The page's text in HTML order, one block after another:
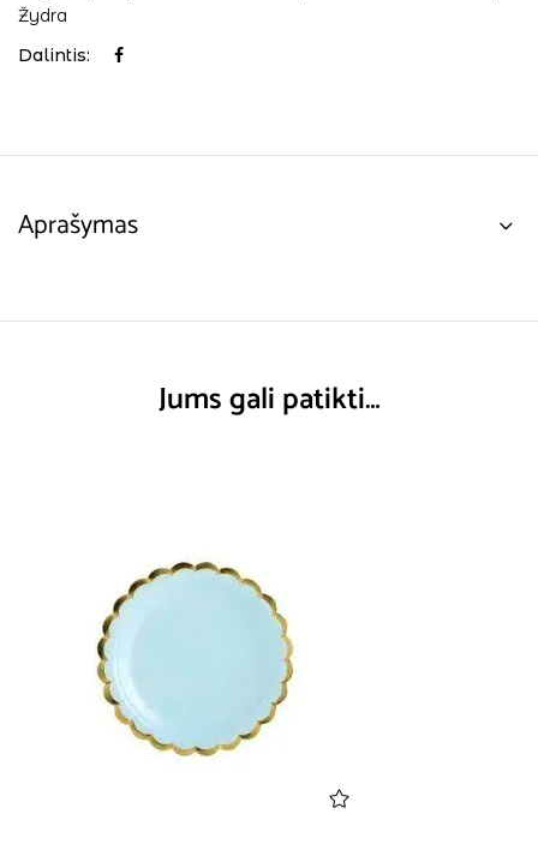
Žydra
Dalintis:
Aprašymas
Jums gali patikti…